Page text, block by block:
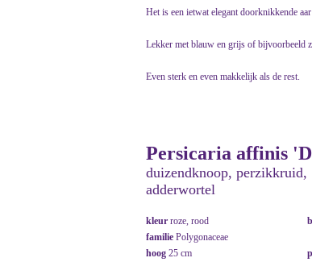
Het is een ietwat elegant doorknikkende
Lekker met blauw en grijs of bijvoorbeeld
Even sterk en even makkelijk als de rest.
Persicaria affinis
duizendknoop, perzikkruid,
adderwortel
kleur roze, rood
familie Polygonaceae
hoog 25 cm